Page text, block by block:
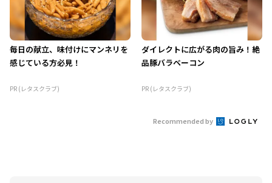
毎日の献立、味付けにマンネリを
感じている方必見！
PR (レタスクラブ)
ダイレクトに広がる肉の旨み！絶
品豚バラベーコン
PR (レタスクラブ)
Recommended by